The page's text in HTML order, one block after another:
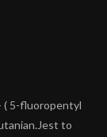
( 5-fluoropentyl
to